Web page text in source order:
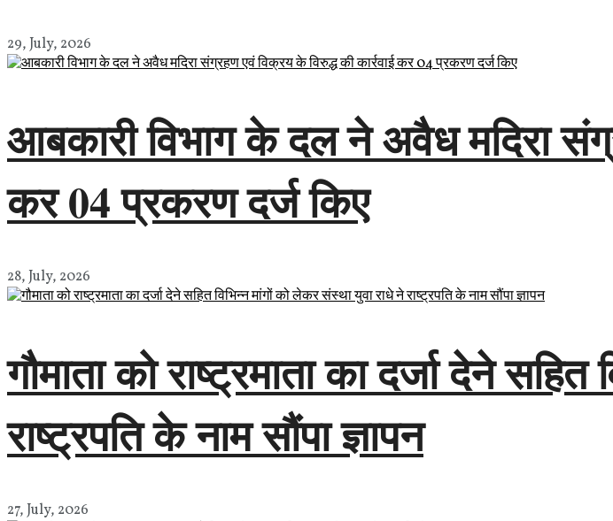
29, July, 2026
आबकारी विभाग के दल ने अवैध मदिरा
कर 04 प्रकरण दर्ज किए
28, July, 2026
गौमाता को राष्ट्रमाता का दर्जा देने
राष्ट्रपति के नाम सौंपा ज्ञापन
27, July, 2026